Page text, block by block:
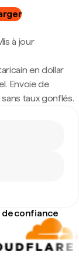
à jour
en dollar
Envoie de
taux gonflés.
de confiance